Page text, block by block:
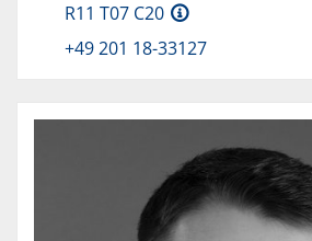
R11 T07 C20
+49 201 18-33127